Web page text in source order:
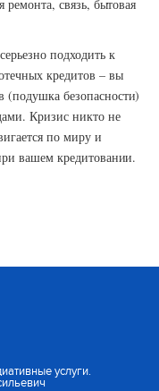
ремонта, связь, бытовая
подходить к
кредитов – вы
(подушка безопасности)
Кризис никто не
по миру и
вашем кредитовании.
услуги.